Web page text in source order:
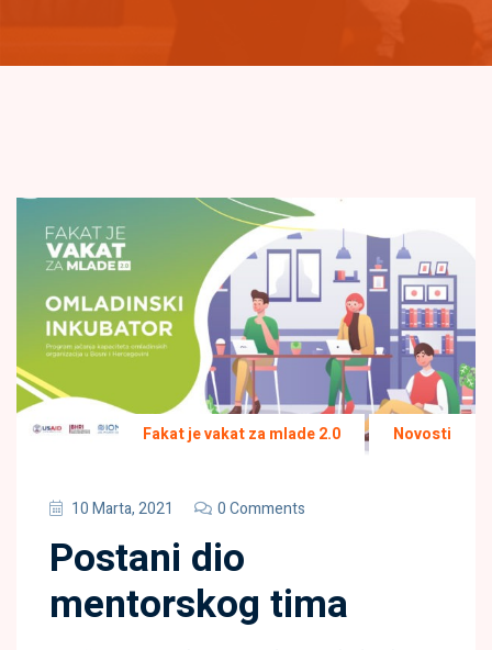
Fakat je vakat za mlade 2.0 Novosti
10 Marta, 2021 0 Comments
Postani dio
mentorskog tima